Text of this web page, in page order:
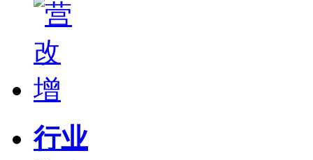
行业